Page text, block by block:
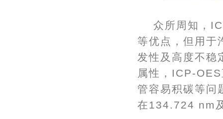
众所周知，
等优点，但用于
发性及高度不稳
属性，ICP-
管容易积碳等问
在134.724 nm